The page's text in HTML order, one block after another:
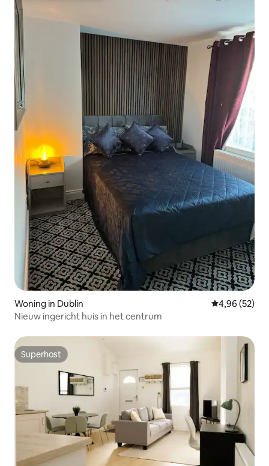
Woning in Dublin Gemiddelde
4,96 (52)
Nieuw ingericht huis in het centrum
Superhost
Superhost